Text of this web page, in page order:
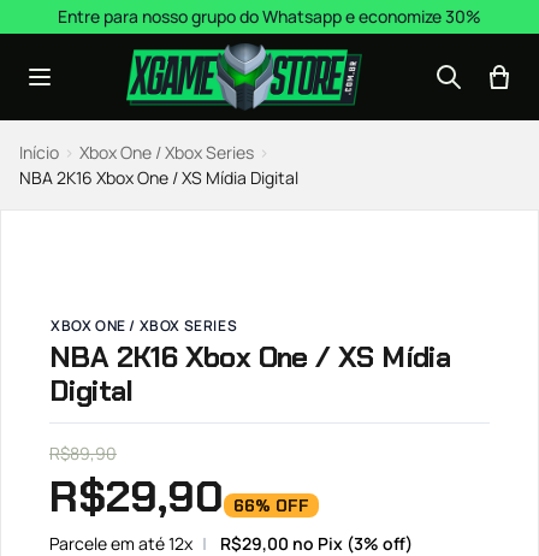
Pular para o conteúdo
Entre para nosso grupo do Whatsapp e economize 30%
Início › Xbox One / Xbox Series ›
NBA 2K16 Xbox One / XS Mídia Digital
XBOX ONE / XBOX SERIES
NBA 2K16 Xbox One / XS Mídia
Digital
R$89,90
R$29,90 66% OFF
Parcele em até 12x R$29,00 no Pix (3% off)